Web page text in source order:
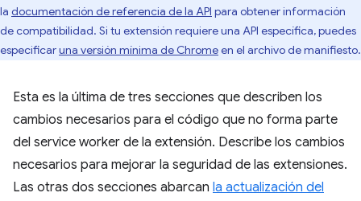
la documentación de referencia de la API para obtener información
de compatibilidad. Si tu extensión requiere una API específica, puedes
especificaruna versión mínima de Chromeen el archivo de manifiesto.
Esta es la última de tres secciones que describen los
cambios necesarios para el código que no forma parte
del service worker de la extensión. Describe los cambios
necesarios para mejorar la seguridad de las extensiones.
Las otras dos secciones abarcan la actualización del